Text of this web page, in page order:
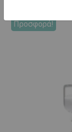
Προσφορά!